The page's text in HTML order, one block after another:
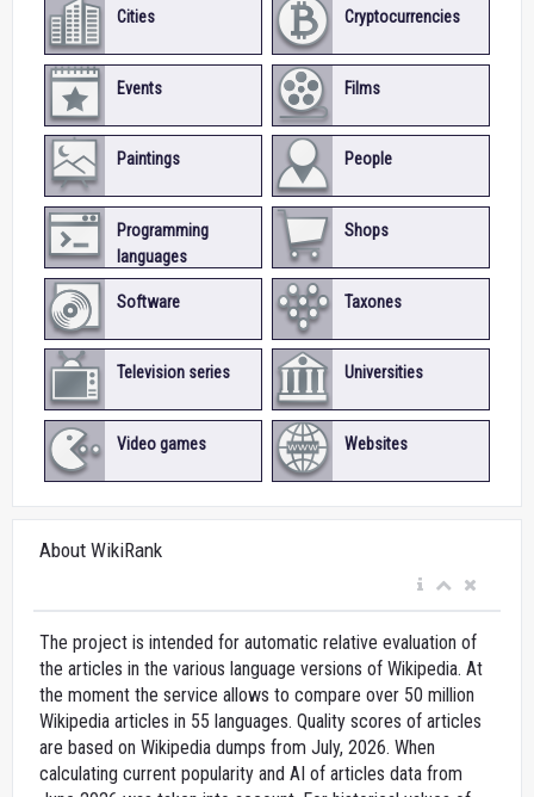
Cities Cryptocurrencies
Events Films
Paintings People
Programming
languages
Shops
Software Taxones
Television series Universities
Video games Websites
About WikiRank
The project is intended for automatic relative evaluation of
the articles in the various language versions of Wikipedia. At
the moment the service allows to compare over 50 million
Wikipedia articles in 55 languages. Quality scores of articles
are based on Wikipedia dumps from July, 2026. When
calculating current popularity and AI of articles data from